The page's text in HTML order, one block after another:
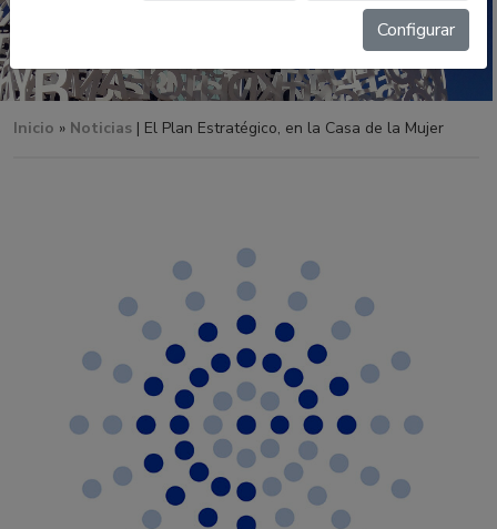
Inicio » Noticias | El Plan Estratégico, en la Casa de la Mujer
Configurar